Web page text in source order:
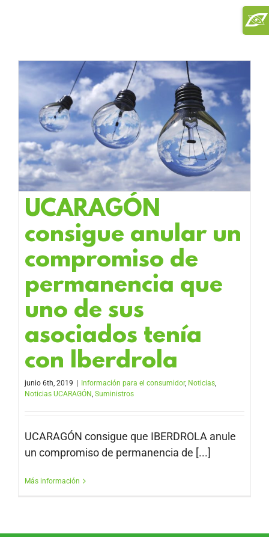
UCARAGÓN
consigue anular un
compromiso de
permanencia que
uno de sus
asociados tenía
con Iberdrola
junio 6th, 2019 Información para el consumidor, Noticias,
Noticias UCARAGÓN, Suministros
UCARAGÓN consigue que IBERDROLA anule
un compromiso de permanencia de [...]
Más información
Area